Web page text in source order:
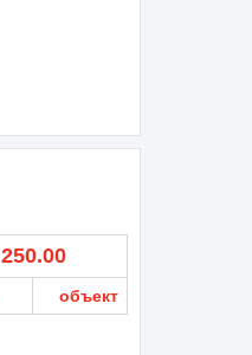
250.00
объект